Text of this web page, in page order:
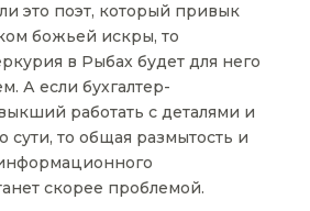
это поэт, который привык
божьей искры, то
в Рыбах будет для него
А если бухгалтер-
работать с деталями и
сути, то общая размытость и
скорее проблемой.